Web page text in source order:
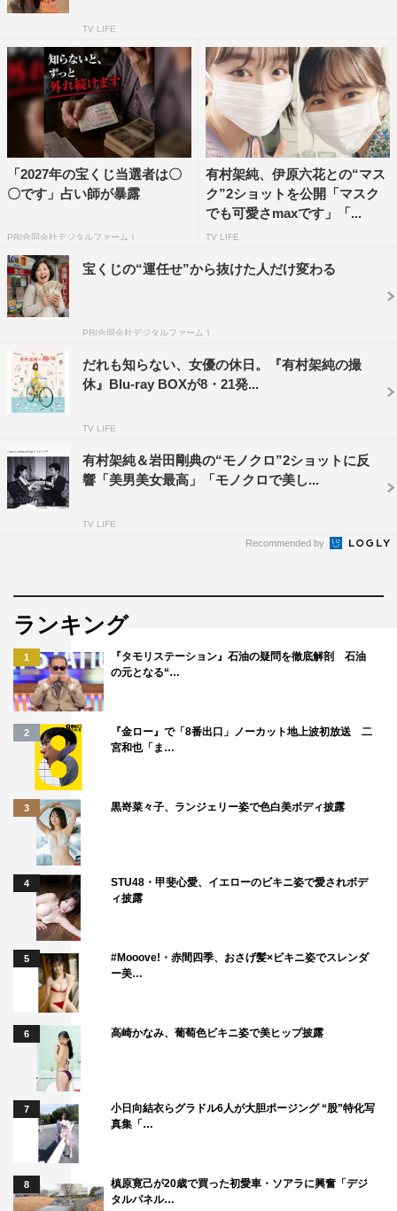
TV LIFE
「2027年の宝くじ当選者は〇
〇です」占い師が暴露
PR(合同会社デジタルファーム )
有村架純、伊原六花との“マス
ク”2ショットを公開「マスク
でも可愛さmaxです」「...
TV LIFE
宝くじの“運任せ”から抜けた人だけ変わる
PR(合同会社デジタルファーム )
だれも知らない、女優の休日。『有村架純の撮
休』Blu-ray BOXが8・21発...
TV LIFE
有村架純＆岩田剛典の“モノクロ”2ショットに反
響「美男美女最高」「モノクロで美し...
TV LIFE
Recommended by
ランキング
1
『タモリステーション』石油の疑問を徹底解剖 石油
の元となる“…
2
『金ロー』で「8番出口」ノーカット地上波初放送 二
宮和也「ま…
3 黒嵜菜々子、ランジェリー姿で色白美ボディ披露
4
STU48・甲斐心愛、イエローのビキニ姿で愛されボデ
ィ披露
5
#Mooove!・赤間四季、おさげ髪×ビキニ姿でスレンダ
ー美…
6 高崎かなみ、葡萄色ビキニ姿で美ヒップ披露
7
小日向結衣らグラドル6人が大胆ポージング “股”特化写
真集「…
8
槙原寛己が20歳で買った初愛車・ソアラに興奮「デジ
タルパネル…